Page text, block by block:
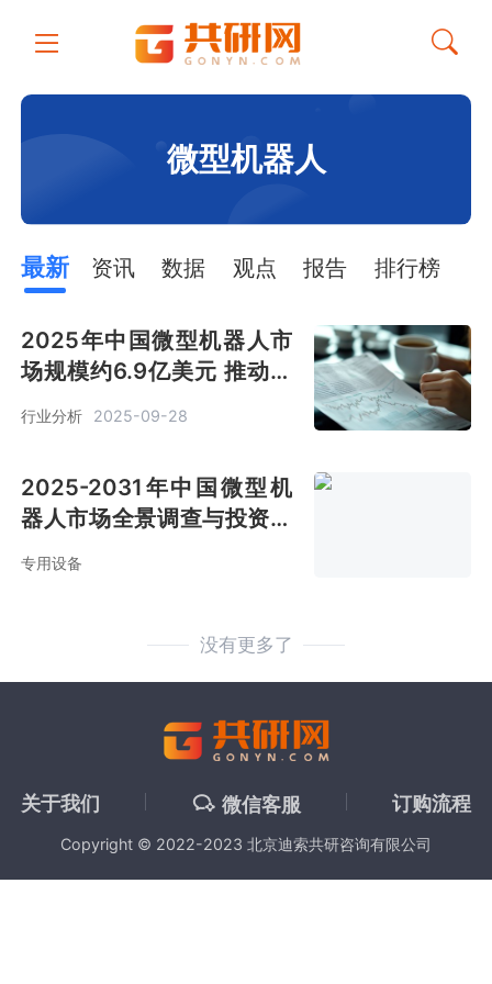
微型机器人
最新 资讯 数据 观点 报告 排行榜
2025年中国微型机器人市
场规模约6.9亿美元 推动从
“工具替代”向“智能共生”进
化[图]
行业分析 2025-09-28
2025-2031年中国微型机
器人市场全景调查与投资方
向研究报告
专用设备
没有更多了
关于我们 微信客服 订购流程
Copyright © 2022-2023 北京迪索共研咨询有限公司